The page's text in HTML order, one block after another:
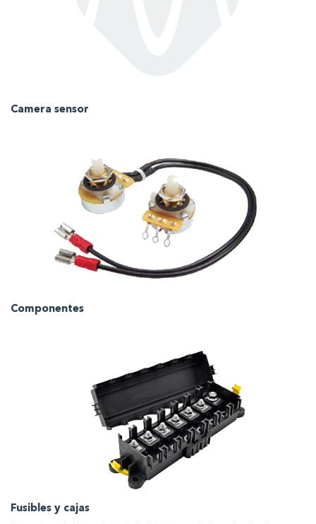
Camera sensor
Componentes
Fusibles y cajas